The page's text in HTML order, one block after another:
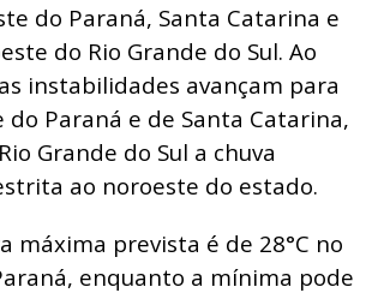
do Paraná, Santa Catarina e
do Rio Grande do Sul. Ao
instabilidades avançam para
do Paraná e de Santa Catarina,
Grande do Sul a chuva
ao noroeste do estado.
máxima prevista é de 28°C no
enquanto a mínima pode